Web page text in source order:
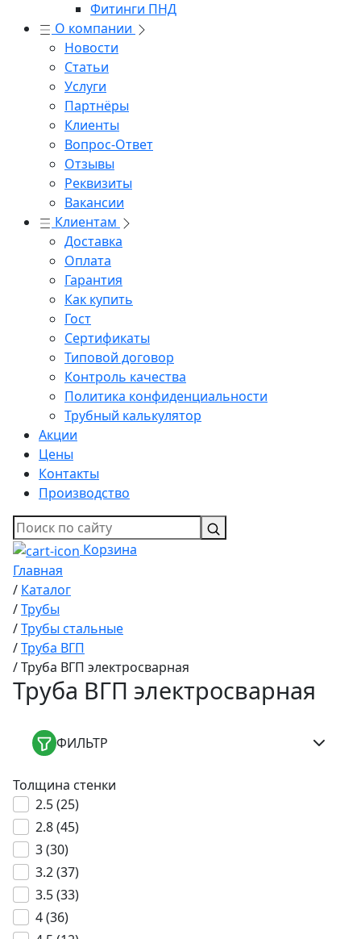
Фитинги ПНД
О компании
Новости
Статьи
Услуги
Партнёры
Клиенты
Вопрос-Ответ
Отзывы
Реквизиты
Вакансии
Клиентам
Доставка
Оплата
Гарантия
Как купить
Гост
Сертификаты
Типовой договор
Контроль качества
Политика конфиденциальности
Трубный калькулятор
Акции
Цены
Контакты
Производство
Корзина
Главная
/ Каталог
/Трубы
/Трубы стальные
/Труба ВГП
/Труба ВГП электросварная
Труба ВГП электросварная
ФИЛЬТР
Толщина стенки
2.5 (25)
2.8 (45)
3 (30)
3.2 (37)
3.5 (33)
4 (36)